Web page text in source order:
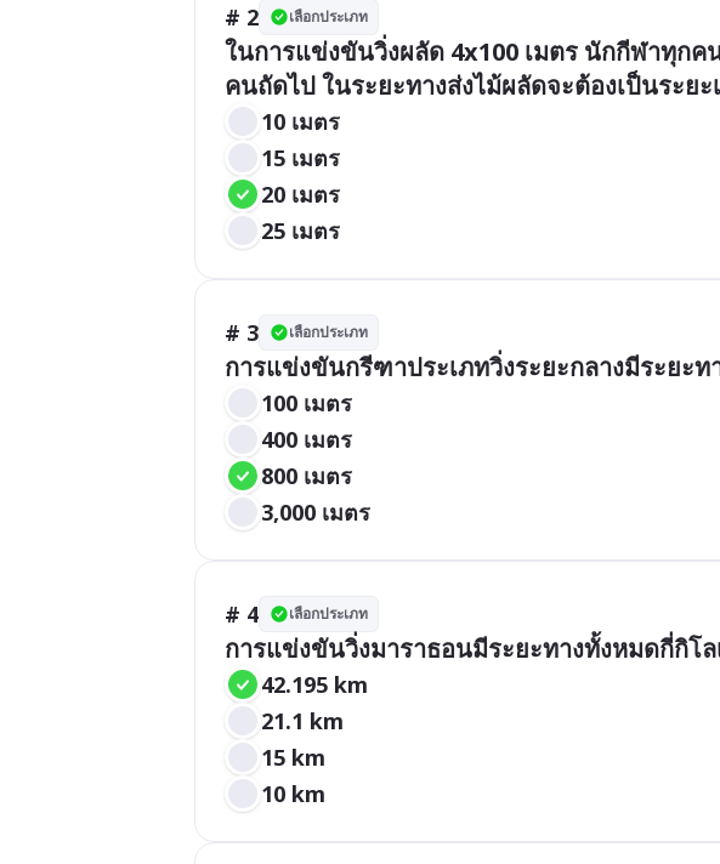
# 2 เลือกประเภท
ในการแข่งขันวิ่งผลัด 4x100 เมตร นักกีฬาทุก
คนถัดไป ในระยะทางส่งไม้ผลัดจะต้องเป็นระยะ
10 เมตร
15 เมตร
20 เมตร
25 เมตร
# 3 เลือกประเภท
การแข่งขันกรีฑาประเภทวิ่งระยะกลางมีระยะท
100 เมตร
400 เมตร
800 เมตร
3,000 เมตร
# 4 เลือกประเภท
การแข่งขันวิ่งมาราธอนมีระยะทางทั้งหมดกี่กิโล
42.195 km
21.1 km
15 km
10 km